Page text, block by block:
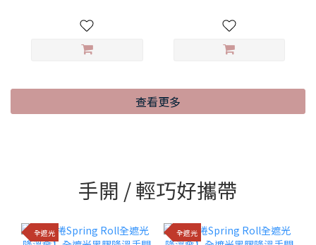
查看更多
手開 / 輕巧好攜帶
全遮光 全遮光